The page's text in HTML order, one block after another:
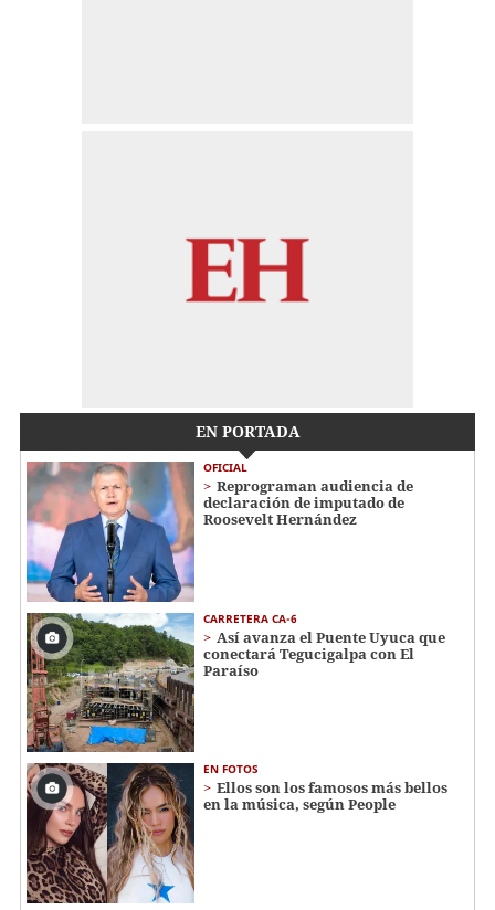
EN PORTADA
OFICIAL
Reprograman audiencia de
declaración de imputado de
Roosevelt Hernández
CARRETERA CA-6
Así avanza el Puente Uyuca que
conectará Tegucigalpa con El
Paraíso
EN FOTOS
Ellos son los famosos más bellos
en la música, según People